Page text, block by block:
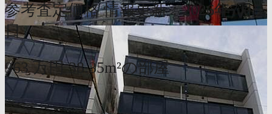
参考査定価格 情報更新：2026年7月5
日
963 万円 38.35m²の部屋
〜